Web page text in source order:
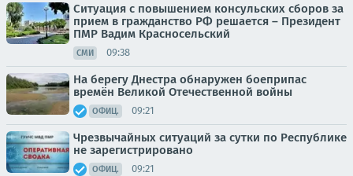
Ситуация с повышением консульских сборов за
прием в гражданство РФ решается – Президент
ПМР Вадим Красносельский
СМИ 09:38
На берегу Днестра обнаружен боеприпас
времён Великой Отечественной войны
ОФИЦ. 09:21
Чрезвычайных ситуаций за сутки по Республике
не зарегистрировано
ОФИЦ. 09:21